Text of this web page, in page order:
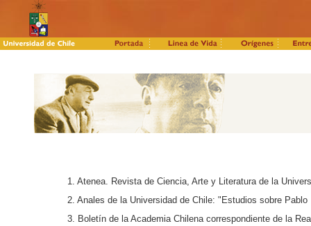
1. Atenea. Revista de Ciencia, Arte y Literatura de la
2. Anales de la Universidad de Chile: "Estudios sobre
3. Boletín de la Academia Chilena correspondiente de la